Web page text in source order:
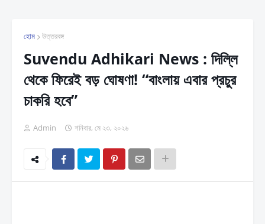
হোম উত্তরবঙ্গ
Suvendu Adhikari News : দিল্লি
থেকে ফিরেই বড় ঘোষণা! “বাংলায় এবার প্রচুর
চাকরি হবে”
Admin শনিবার, মে ২৩, ২০২৬